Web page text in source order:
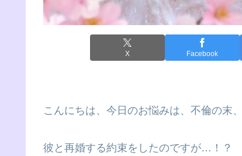
X Facebook
こんにちは、今日のお悩みは、不倫の末
彼と再婚する約束をしたのですが…！？